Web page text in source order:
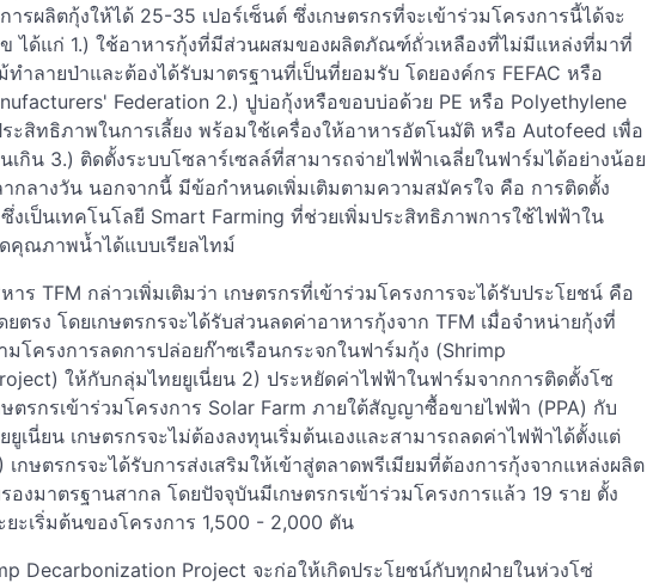
ารผลิตกุ้งให้ได้ 25-35 เปอร์เซ็นต์ ซึ่งเกษตรกรที่จะเข้าร่วมโครงการนี้ได้จะ
ได้แก่ 1.) ใช้อาหารกุ้งที่มีส่วนผสมของผลิตภัณฑ์ถั่วเหลืองที่ไม่มีแหล่งที่มาที่
ทำลายป่าและต้องได้รับมาตรฐานที่เป็นที่ยอมรับ โดยองค์กร FEFAC หรือ
Federation 2.) ปูบ่อกุ้งหรือขอบบ่อด้วย PE หรือ Polyethylene
ะสิทธิภาพในการเลี้ยง พร้อมใช้เครื่องให้อาหารอัตโนมัติ หรือ Autofeed เพื่อ
กิน 3.) ติดตั้งระบบโซลาร์เซลล์ที่สามารถจ่ายไฟฟ้าเฉลี่ยในฟาร์มได้อย่างน้อย
ากลางวัน นอกจากนี้ มีข้อกำหนดเพิ่มเติมตามความสมัครใจ คือ การติดตั้ง
เป็นเทคโนโลยี Smart Farming ที่ช่วยเพิ่มประสิทธิภาพการใช้ไฟฟ้าใน
คุณภาพน้ำได้แบบเรียลไทม์
าร TFM กล่าวเพิ่มเติมว่า เกษตรกรที่เข้าร่วมโครงการจะได้รับประโยชน์ คือ
ตรง โดยเกษตรกรจะได้รับส่วนลดค่าอาหารกุ้งจาก TFM เมื่อจำหน่ายกุ้งที่
ครงการลดการปล่อยก๊าซเรือนกระจกในฟาร์มกุ้ง (Shrimp
ให้กับกลุ่มไทยยูเนี่ยน 2) ประหยัดค่าไฟฟ้าในฟาร์มจากการติดตั้งโซ
ษตรกรเข้าร่วมโครงการ Solar Farm ภายใต้สัญญาซื้อขายไฟฟ้า (PPA) กับ
เนี่ยน เกษตรกรจะไม่ต้องลงทุนเริ่มต้นเองและสามารถลดค่าไฟฟ้าได้ตั้งแต่
เกษตรกรจะได้รับการส่งเสริมให้เข้าสู่ตลาดพรีเมียมที่ต้องการกุ้งจากแหล่งผลิต
องมาตรฐานสากล โดยปัจจุบันมีเกษตรกรเข้าร่วมโครงการแล้ว 19 ราย ตั้ง
ยะเริ่มต้นของโครงการ 1,500 - 2,000 ตัน
Decarbonization Project จะก่อให้เกิดประโยชน์กับทุกฝ่ายในห่วงโซ่